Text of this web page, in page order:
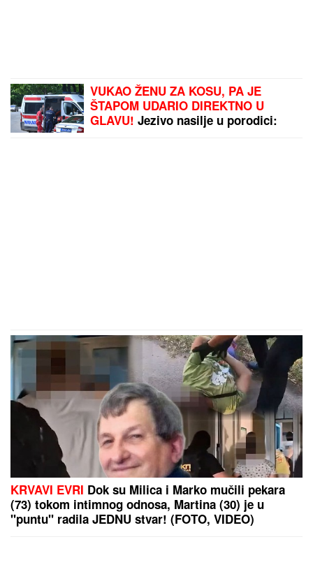
VUKAO ŽENU ZA KOSU, PA JE
ŠTAPOM UDARIO DIREKTNO U
GLAVU! Jezivo nasilje u porodici:
KRVAVI EVRI Dok su Milica i Marko mučili pekara
(73) tokom intimnog odnosa, Martina (30) je u
"puntu" radila JEDNU stvar! (FOTO, VIDEO)